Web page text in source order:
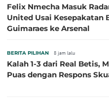
Felix Nmecha Masuk
United Usai Kesepakatan
Guimaraes ke Arsenal
BERITA PILIHAN 8 jam lalu
Kalah 1-3 dari Real Betis,
Puas dengan Respons